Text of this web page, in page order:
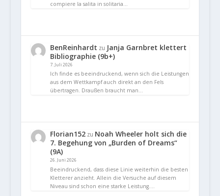
compiere la salita in solitaria…
BenReinhardt zu Janja Garnbret klettert
Bibliographie (9b+)
7. Juli 2026
Ich finde es beeindruckend, wenn sich die Leistungen
aus dem Wettkampf auch direkt an den Fels
übertragen. Draußen braucht man…
Florian152zu Noah Wheeler holt sich die
7. Begehung von „Burden of Dreams“
(9A)
26. Juni 2026
Beeindruckend, dass diese Linie weiterhin die besten
Kletterer anzieht. Allein die Versuche auf diesem
Niveau sind schon eine starke Leistung.…